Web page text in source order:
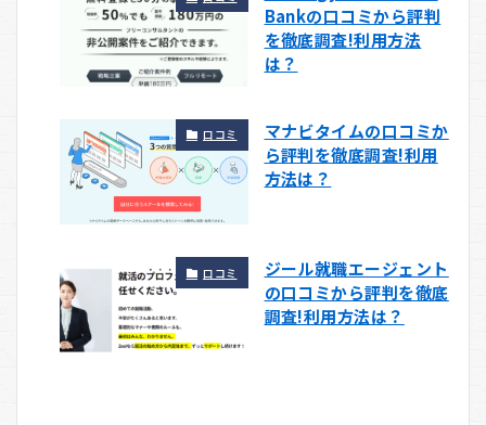
Bankの口コミから評判
を徹底調査!利用方法
は？
口コミ
マナビタイムの口コミか
ら評判を徹底調査!利用
方法は？
口コミ
ジール就職エージェント
の口コミから評判を徹底
調査!利用方法は？